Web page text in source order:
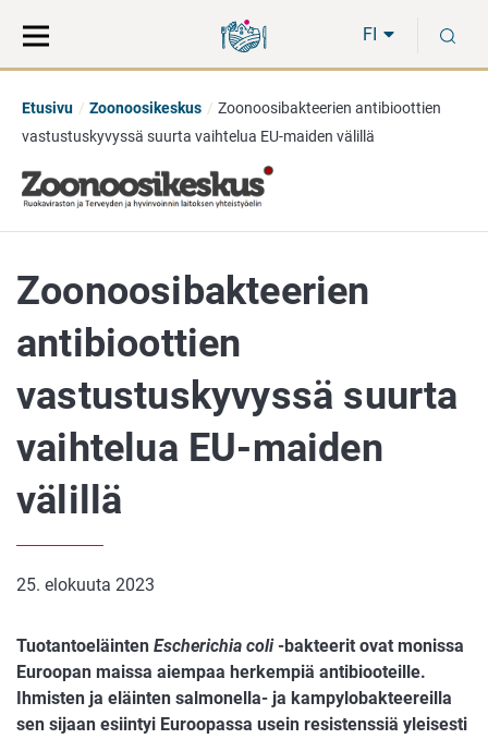
suoraan
sisältöön
koko
sivuston
FI
Etusivu Zoonoosikeskus
Zoonoosibakteerien antibioottien
vastustuskyvyssä suurta vaihtelua EU-maiden välillä
Zoonoosibakteerien
antibioottien
vastustuskyvyssä suurta
vaihtelua EU-maiden
välillä
25. elokuuta 2023
Tuotantoeläinten Escherichia coli-bakteerit ovat monissa
Euroopan maissa aiempaa herkempiä antibiooteille.
Ihmisten ja eläinten salmonella- ja kampylobakteereilla
sen sijaan esiintyi Euroopassa usein resistenssiä yleisesti